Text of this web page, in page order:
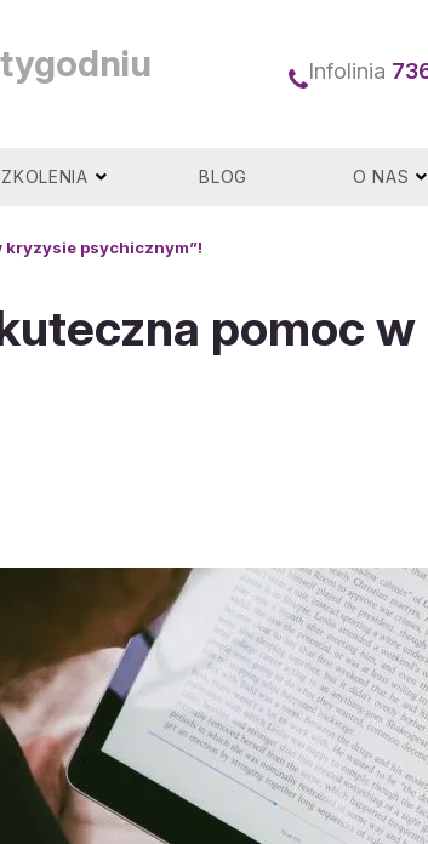
Infolinia
BLOG O NAS
kryzysie psychicznym”!
pomoc